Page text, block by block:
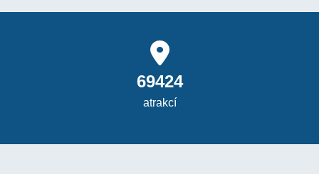
69424
atrakcí